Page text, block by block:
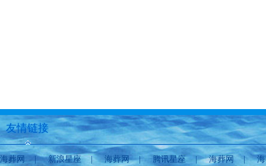
友情链接
海葬网 |新浪星座|海葬网| 腾讯星座|海葬网|